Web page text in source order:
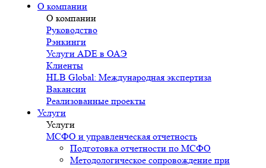
О компании
О компании
Руководство
Рэнкинги
Услуги ADE в ОАЭ
Клиенты
HLB Global: Международная экспертиза
Вакансии
Реализованные проекты
Услуги
Услуги
МСФО и управленческая отчетность
Подготовка отчетности по МСФО
Методологическое сопровождение при